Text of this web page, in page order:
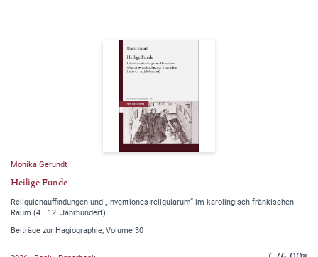
Monika Gerundt
Heilige Funde
Reliquienauffindungen und „Inventiones reliquiarum“ im karolingisch-fränkischen
Raum (4.–12. Jahrhundert)
Beiträge zur Hagiographie, Volume 30